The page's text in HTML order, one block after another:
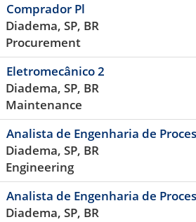
Comprador Pl
Diadema, SP, BR
Procurement
Eletromecânico 2
Diadema, SP, BR
Maintenance
Analista de Engenharia de
Diadema, SP, BR
Engineering
Analista de Engenharia de
Diadema, SP, BR